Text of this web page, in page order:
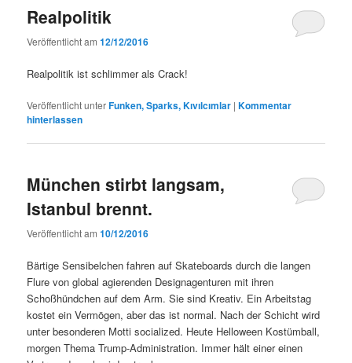
Realpolitik
Veröffentlicht am12/12/2016
Realpolitik ist schlimmer als Crack!
Veröffentlicht unterFunken, Sparks, Kıvılcımlar |Kommentar
hinterlassen
München stirbt langsam,
Istanbul brennt.
Veröffentlicht am10/12/2016
Bärtige Sensibelchen fahren auf Skateboards durch die langen
Flure von global agierenden Designagenturen mit ihren
Schoßhündchen auf dem Arm. Sie sind Kreativ. Ein Arbeitstag
kostet ein Vermögen, aber das ist normal. Nach der Schicht wird
unter besonderen Motti socialized. Heute Helloween Kostümball,
morgen Thema Trump-Administration. Immer hält einer einen